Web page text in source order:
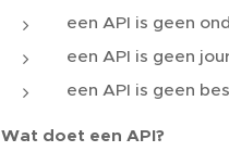
een API is geen
een API is geen
een API is geen
Wat doet een API?